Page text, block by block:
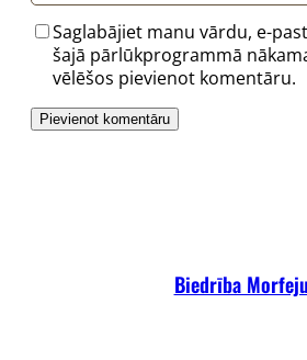
Saglabājiet manu vārdu, e-
šajā pārlūkprogrammā
vēlēšos pievienot komentāru.
Biedrība